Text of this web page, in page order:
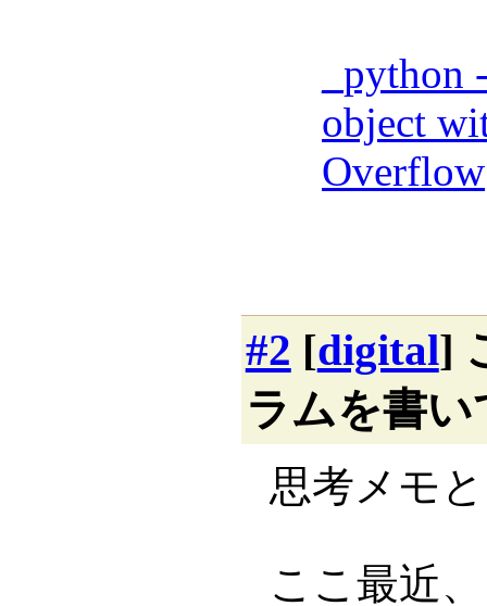
python
object
Overflow
#2 [digital]
ラムを書
思考メモ
ここ最近